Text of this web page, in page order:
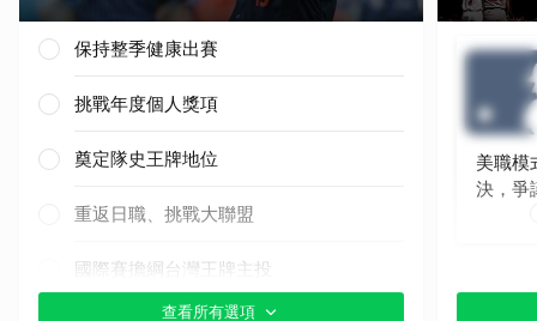
保持整季健康出賽
挑戰年度個人獎項
奠定隊史王牌地位
重返日職、挑戰大聯盟
國際賽擔綱台灣王牌主投
查看所有選項
美職模
決，爭